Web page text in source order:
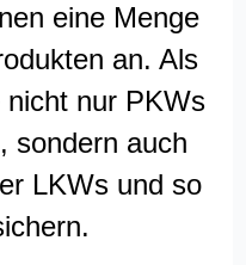
eine Menge
an. Als
nicht nur PKWs
sondern auch
LKWs und so